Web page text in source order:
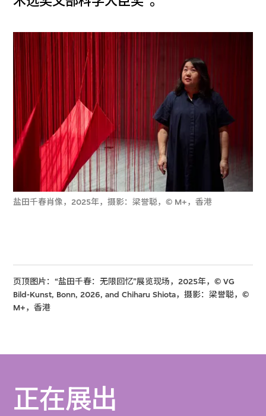
盐田千春肖像，2025年，摄影：梁誉聪，© M+，香港
页顶图片：“盐田千春：无限回忆”展览现场，2025年，© VG
Bild-Kunst, Bonn, 2026, and Chiharu Shiota，摄影：梁誉聪，©
M+，香港
正在展出